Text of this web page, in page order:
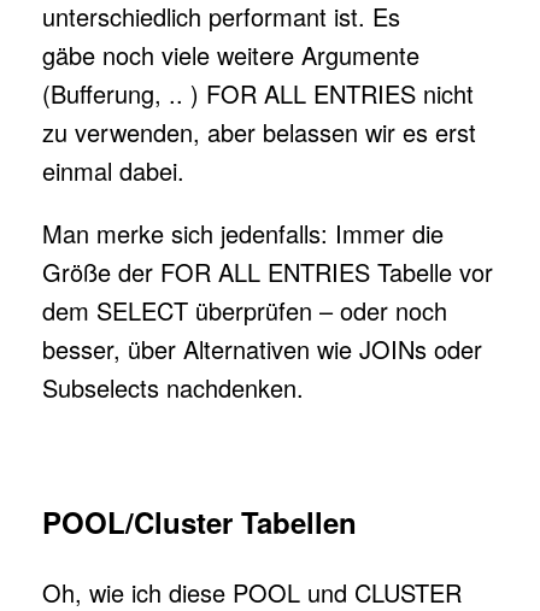
unterschiedlich performant ist. Es
gäbe noch viele weitere Argumente
(Bufferung, .. ) FOR ALL ENTRIES nicht
zu verwenden, aber belassen wir es erst
einmal dabei.
Man merke sich jedenfalls: Immer die
Größe der FOR ALL ENTRIES Tabelle vor
dem SELECT überprüfen – oder noch
besser, über Alternativen wie JOINs oder
Subselects nachdenken.
POOL/Cluster Tabellen
Oh, wie ich diese POOL und CLUSTER